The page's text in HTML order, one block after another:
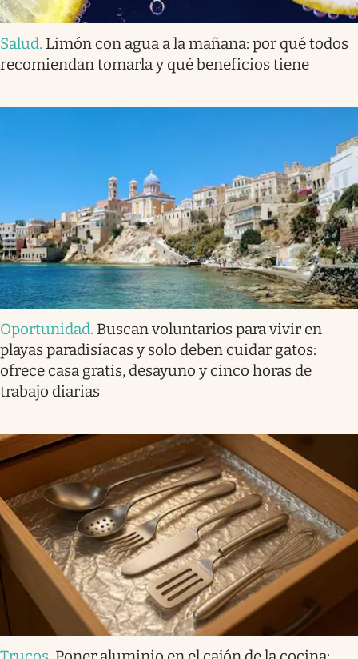
Salud. Limón con agua a la mañana: por qué todos
recomiendan tomarla y qué beneficios tiene
Oportunidad. Buscan voluntarios para vivir en
playas paradisíacas y solo deben cuidar gatos:
ofrece casa gratis, desayuno y cinco horas de
trabajo diarias